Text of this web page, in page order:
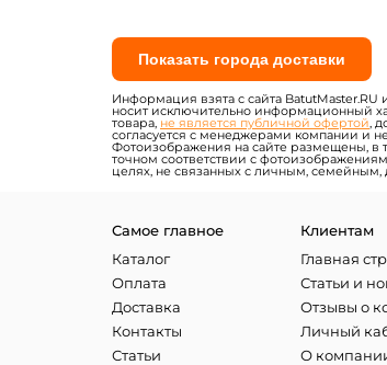
Показать города доставки
Информация взята с сайта
носит исключительно информационный
товара, не является публичной офертой,
согласуется с менеджерами компании и
Фотоизображения на сайте размещены, в
точном соответствии с
целях, не связанных с личным,
Самое главное
Каталог
Оплата
Доставка
Контакты
Статьи
Клиентам
Главная
Статьи и
Отзывы о
Личный
О